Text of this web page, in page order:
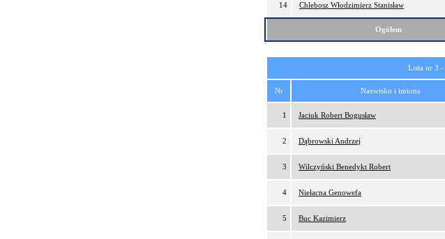
14 Chlebosz Włodzimierz Stanisław
Ogółem
Lista nr 3 -
Nr Nazwisko i imiona
1 Jaciuk Robert Bogusław
2 Dąbrowski Andrzej
3 Wilczyński Benedykt Robert
4 Niełacna Genowefa
5 Buc Kazimierz